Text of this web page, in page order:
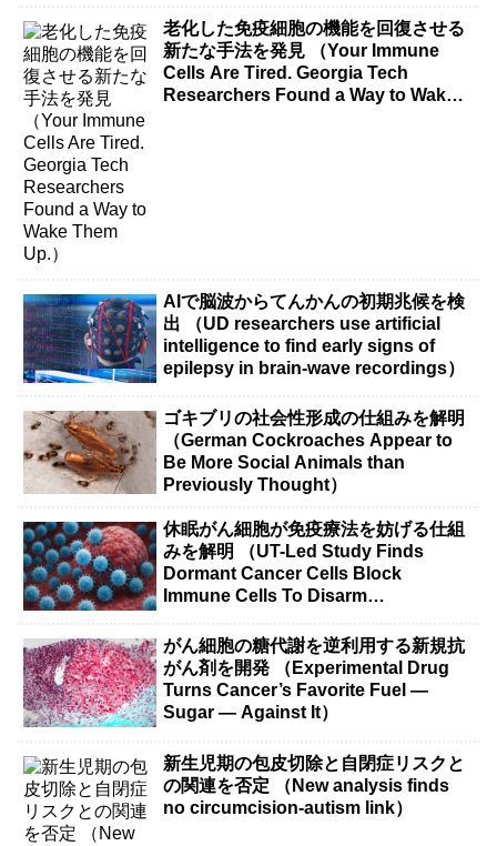
老化した免疫細胞の機能を回復させる
新たな手法を発見 （Your Immune
Cells Are Tired. Georgia Tech
Researchers Found a Way to Wake
AIで脳波からてんかんの初期兆候を検
出 （UD researchers use artificial
intelligence to find early signs of
epilepsy in brain-wave recordings）
ゴキブリの社会性形成の仕組みを解明
（German Cockroaches Appear to
Be More Social Animals than
Previously Thought）
休眠がん細胞が免疫療法を妨げる仕組
みを解明 （UT-Led Study Finds
Dormant Cancer Cells Block
Immune Cells To Disarm
がん細胞の糖代謝を逆利用する新規抗
がん剤を開発 （Experimental Drug
Turns Cancer’s Favorite Fuel —
Sugar — Against It）
新生児期の包皮切除と自閉症リスクと
の関連を否定 （New analysis finds
no circumcision-autism link）